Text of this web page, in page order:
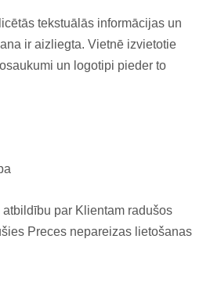
tekstuālās informācijas un
ir aizliegta. Vietnē izvietotie
un logotipi pieder to
par Klientam radušos
Preces nepareizas lietošanas